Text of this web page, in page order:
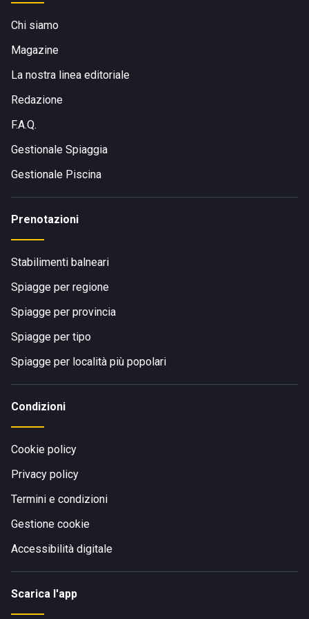
Chi siamo
Magazine
La nostra linea editoriale
Redazione
F.A.Q.
Gestionale Spiaggia
Gestionale Piscina
Prenotazioni
Stabilimenti balneari
Spiagge per regione
Spiagge per provincia
Spiagge per tipo
Spiagge per località più popolari
Condizioni
Cookie policy
Privacy policy
Termini e condizioni
Gestione cookie
Accessibilità digitale
Scarica l'app